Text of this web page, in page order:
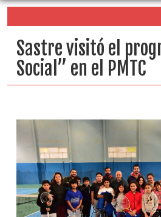
Sastre visitó el
Social” en el PMTC